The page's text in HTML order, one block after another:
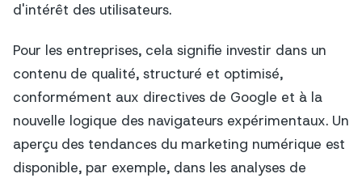
d'intérêt des utilisateurs.
Pour les entreprises, cela signifie investir dans un
contenu de qualité, structuré et optimisé,
conformément aux directives de Google et à la
nouvelle logique des navigateurs expérimentaux. Un
aperçu des tendances du marketing numérique est
disponible, par exemple, dans les analyses de